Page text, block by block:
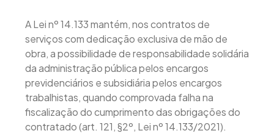
A Lei nº 14.133 mantém, nos contratos de
serviços com dedicação exclusiva de mão de
obra, a possibilidade de responsabilidade solidária
da administração pública pelos encargos
previdenciários e subsidiária pelos encargos
trabalhistas, quando comprovada falha na
fiscalização do cumprimento das obrigações do
contratado (art. 121, §2º, Lei nº 14.133/2021).